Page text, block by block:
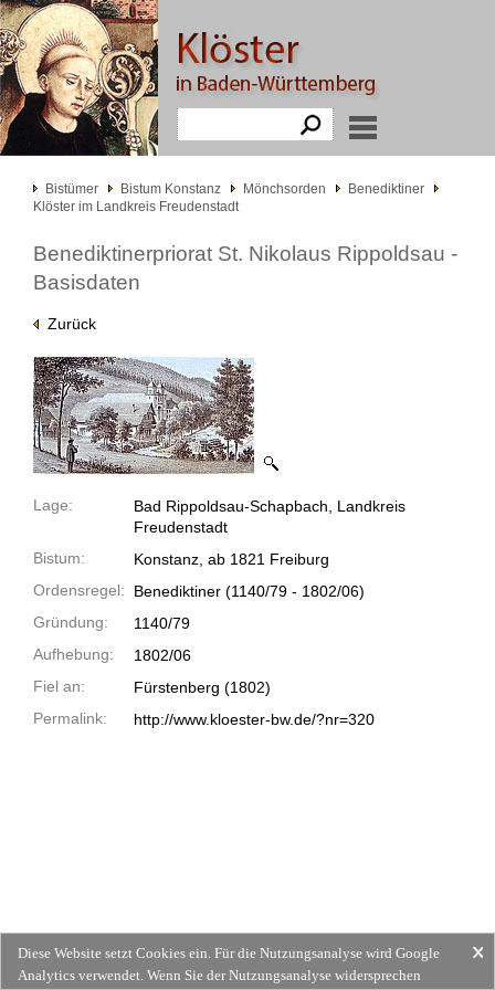
Bistümer Bistum Konstanz Mönchsorden
Benediktiner
Klöster im Landkreis Freudenstadt
Benediktinerpriorat St. Nikolaus Rippoldsau -
Basisdaten
Zurück
Lage:
Bad Rippoldsau-Schapbach, Landkreis
Freudenstadt
Bistum:
Konstanz, ab 1821 Freiburg
Ordensregel:
Benediktiner (1140/79 - 1802/06)
Gründung:
1140/79
Aufhebung:
1802/06
Fiel an:
Fürstenberg (1802)
Permalink:
http://www.kloester-bw.de/?nr=320
Diese Website setzt Cookies ein. Für die Nutzungsanalyse wird Google
Analytics verwendet. Wenn Sie der Nutzungsanalyse widersprechen